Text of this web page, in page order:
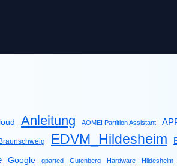
Anleitung AOMEI Partition Assistant
EDVM_Hildesheim
Google gparted Gutenberg Hardware Hildesheim